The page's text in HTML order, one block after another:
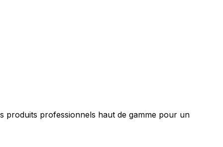
produits professionnels haut de gamme pour un